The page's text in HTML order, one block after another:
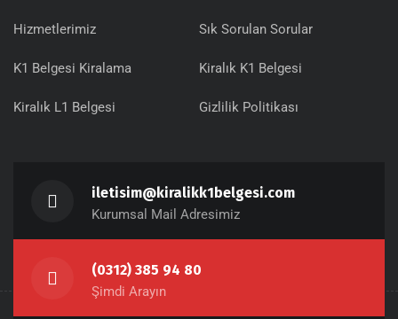
Hizmetlerimiz Sık Sorulan Sorular
K1 Belgesi Kiralama Kiralık K1 Belgesi
Kiralık L1 Belgesi Gizlilik Politikası
iletisim@kiralikk1belgesi.com
Kurumsal Mail Adresimiz
(0312) 385 94 80
Şimdi Arayın